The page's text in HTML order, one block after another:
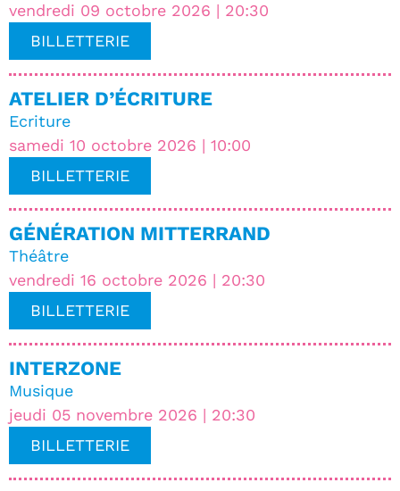
vendredi 09 octobre 2026 | 20:30
BILLETTERIE
samedi 10 octobre 2026 | 10:00
ATELIER D’ÉCRITURE
Ecriture
BILLETTERIE
vendredi 16 octobre 2026 | 20:30
GÉNÉRATION MITTERRAND
Théâtre
BILLETTERIE
jeudi 05 novembre 2026 | 20:30
INTERZONE
Musique
BILLETTERIE